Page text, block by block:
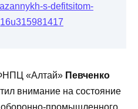
s-defitsitom-
«Алтай» Певченко
внимание на состояние
промышленного